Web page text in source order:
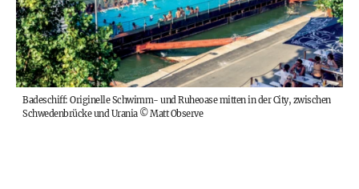
Badeschiff: Originelle Schwimm- und Ruheoase mitten in der City, zwischen
Schwedenbrücke und Urania©Matt Observe